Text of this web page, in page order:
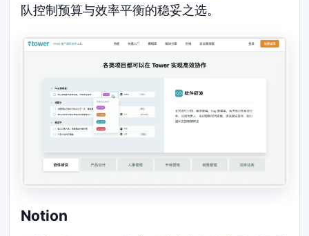
队控制预算与效率平衡的稳妥之选。
Notion